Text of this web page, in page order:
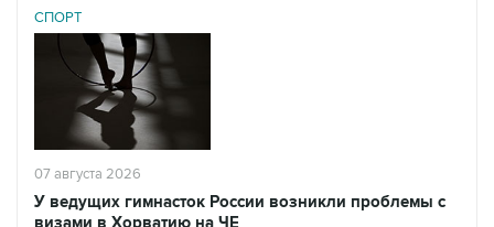
СПОРТ
07 августа 2026
У ведущих гимнасток России возникли проблемы с